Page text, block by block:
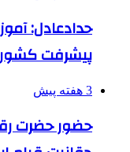
حدادعادل:
پیشرفت
3 هفته پیش
حضور حضرت